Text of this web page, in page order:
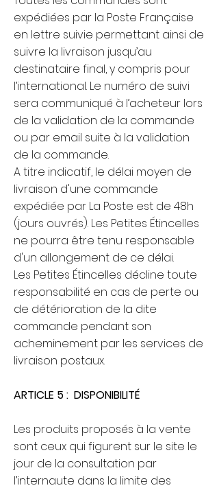
expédiées par la Poste Française
en lettre suivie permettant ainsi de
suivre la livraison jusqu’au
destinataire final, y compris pour
l’international. Le numéro de suivi
sera communiqué à l’acheteur lors
de la validation de la commande
ou par email suite à la validation
de la commande.
​A titre indicatif, le délai moyen de
livraison d'une commande
expédiée par La Poste est de 48h
(jours ouvrés). Les Petites Étincelles
ne pourra être tenu responsable
d'un allongement de ce délai.​
Les Petites Étincelles décline toute
responsabilité en cas de perte ou
de détérioration de la dite
commande pendant son
acheminement par les services de
livraison postaux.​
ARTICLE 5 : DISPONIBILITÉ
Les produits proposés à la vente
sont ceux qui figurent sur le site le
jour de la consultation par
l’internaute dans la limite des